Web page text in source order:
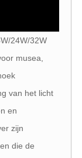
24W/32W
musea,
van het licht
en
zijn
die de